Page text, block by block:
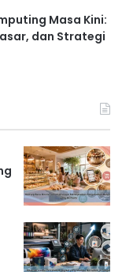
Masa Kini:
dan Strategi